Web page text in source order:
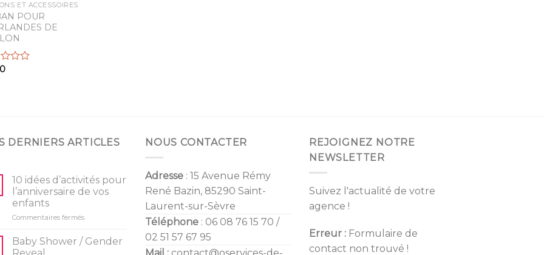
ET ACCESSOIRES
POUR
DE
DERNIERS ARTICLES
10 idées d’activités pour
l’anniversaire de vos
enfants
Commentaires ferméssur
idées
d’activités
Baby Shower / Gender
Reveal
NOUS CONTACTER
Adresse : 15 Avenue Rémy
René Bazin, 85290 Saint-
Laurent-sur-Sèvre
Téléphone : 06 08 76 15 70 /
02 51 57 67 95
Mail : contact@oservices-de-
REJOIGNEZ NOTRE
NEWSLETTER
Suivez l'actualité de votre
agence !
Erreur : Formulaire de
contact non trouvé !